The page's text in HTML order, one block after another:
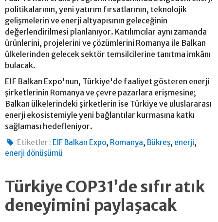
politikalarının, yeni yatırım fırsatlarının, teknolojik
gelişmelerin ve enerji altyapısının geleceğinin
değerlendirilmesi planlanıyor. Katılımcılar aynı zamanda
ürünlerini, projelerini ve çözümlerini Romanya ile Balkan
ülkelerinden gelecek sektör temsilcilerine tanıtma imkânı
bulacak.
EIF Balkan Expo'nun, Türkiye'de faaliyet gösteren enerji
şirketlerinin Romanya ve çevre pazarlara erişmesine;
Balkan ülkelerindeki şirketlerin ise Türkiye ve uluslararası
enerji ekosistemiyle yeni bağlantılar kurmasına katkı
sağlaması hedefleniyor.
Etiketler : EIF Balkan Expo, Romanya, Bükreş, enerji,
enerji dönüşümü
Türkiye COP31’de sıfır atık
deneyimini paylaşacak